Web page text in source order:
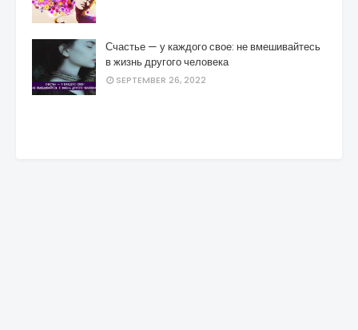
Счастье — у каждого свое: не вмешивайтесь
в жизнь другого человека
SEPTEMBER 26, 2022